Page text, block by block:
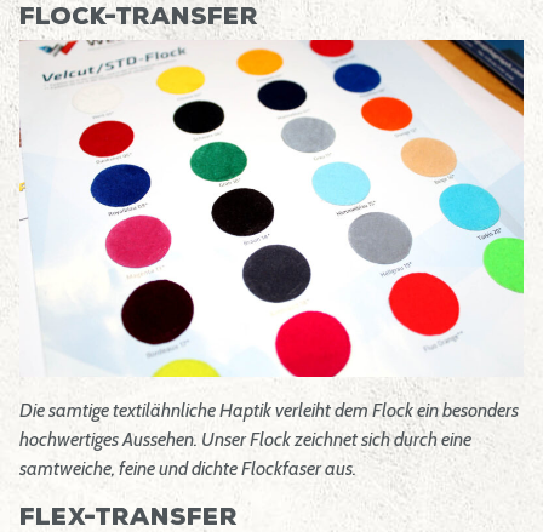
Flock-Transfer
Die samtige textilähnliche Haptik verleiht dem Flock ein besonders
hochwertiges Aussehen. Unser Flock zeichnet sich durch eine
samtweiche, feine und dichte Flockfaser aus.
Flex-Transfer